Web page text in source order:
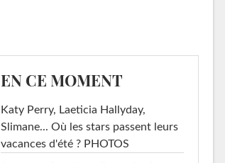
EN CE MOMENT
Katy Perry, Laeticia Hallyday,
Slimane... Où les stars passent leurs
vacances d'été ? PHOTOS